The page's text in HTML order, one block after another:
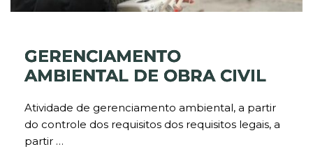
GERENCIAMENTO
AMBIENTAL DE OBRA CIVIL
Atividade de gerenciamento ambiental, a partir
do controle dos requisitos dos requisitos legais, a
partir …